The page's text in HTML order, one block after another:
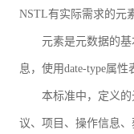
NSTL有实际需求的元
元素是元数据的
息，使用date-type属
本标准中，定义
议、项目、操作信息